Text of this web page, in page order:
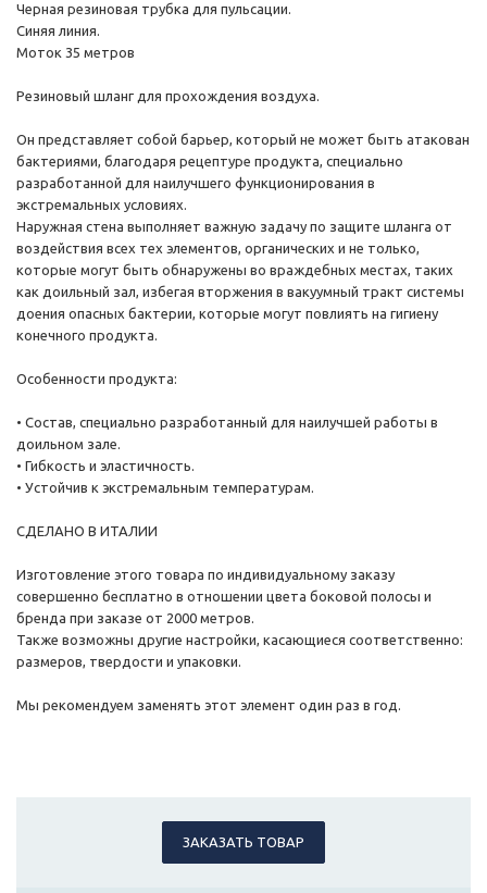
Черная резиновая трубка для пульсации.
Синяя линия.
Моток 35 метров
Резиновый шланг для прохождения воздуха.
Он представляет собой барьер, который не может быть атакован
бактериями, благодаря рецептуре продукта, специально
разработанной для наилучшего функционирования в
экстремальных условиях.
Наружная стена выполняет важную задачу по защите шланга от
воздействия всех тех элементов, органических и не только,
которые могут быть обнаружены во враждебных местах, таких
как доильный зал, избегая вторжения в вакуумный тракт системы
доения опасных бактерии, которые могут повлиять на гигиену
конечного продукта.
Особенности продукта:
• Состав, специально разработанный для наилучшей работы в
доильном зале.
• Гибкость и эластичность.
• Устойчив к экстремальным температурам.
СДЕЛАНО В ИТАЛИИ
Изготовление этого товара по индивидуальному заказу
совершенно бесплатно в отношении цвета боковой полосы и
бренда при заказе от 2000 метров.
Также возможны другие настройки, касающиеся соответственно:
размеров, твердости и упаковки.
Мы рекомендуем заменять этот элемент один раз в год.
ЗАКАЗАТЬ ТОВАР